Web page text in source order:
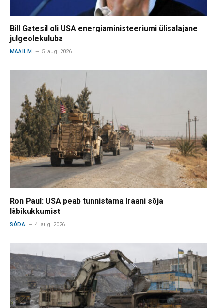
Bill Gatesil oli USA energiaministeeriumi ülisalajane
julgeolekuluba
MAAILM 5. aug. 2026
Ron Paul: USA peab tunnistama Iraani sõja
läbikukkumist
SÕDA 4. aug. 2026